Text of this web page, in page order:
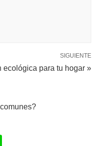
SIGUIENTE
ecológica para tu hogar »